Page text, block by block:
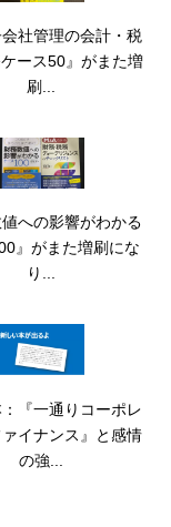
会社管理の会計・税
ース50』がまた増
刷...
値への影響がわかる
』がまた増刷にな
り...
『一通りコーポレ
イナンス』と感情
の強...